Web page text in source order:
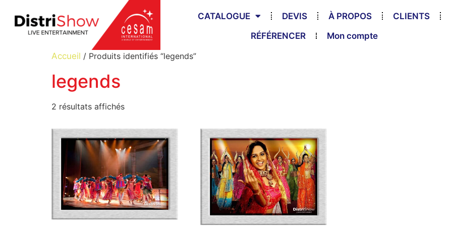
CATALOGUE DEVIS À PROPOS
CLIENTS
RÉFÉRENCER
Mon compte
Accueil / Produits identifiés “legends”
legends
2 résultats affichés